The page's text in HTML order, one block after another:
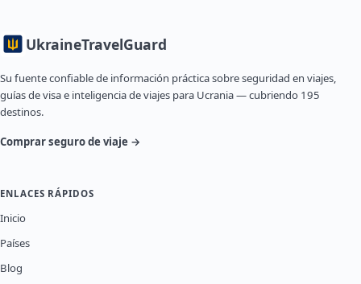
UkraineTravelGuard
Su fuente confiable de información práctica sobre seguridad en viajes,
guías de visa e inteligencia de viajes para Ucrania — cubriendo 195
destinos.
Comprar seguro de viaje →
ENLACES RÁPIDOS
Inicio
Países
Blog